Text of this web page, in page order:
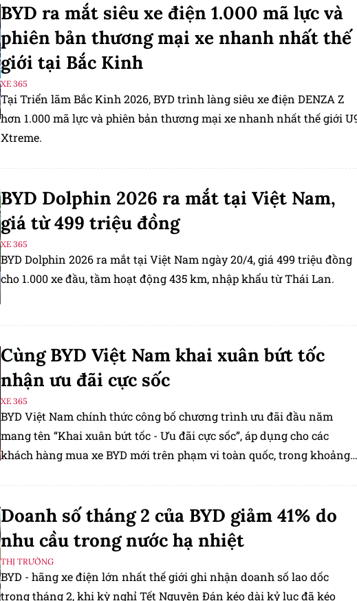
BYD ra mắt siêu xe điện 1.000 mã lực và
phiên bản thương mại xe nhanh nhất thế
giới tại Bắc Kinh
XE 365
Tại Triển lãm Bắc Kinh 2026, BYD trình làng siêu xe điện DENZA Z
hơn 1.000 mã lực và phiên bản thương mại xe nhanh nhất thế giới
Xtreme.
BYD Dolphin 2026 ra mắt tại Việt Nam,
giá từ 499 triệu đồng
XE 365
BYD Dolphin 2026 ra mắt tại Việt Nam ngày 20/4, giá 499 triệu đồng
cho 1.000 xe đầu, tầm hoạt động 435 km, nhập khẩu từ Thái Lan.
Cùng BYD Việt Nam khai xuân bứt tốc
nhận ưu đãi cực sốc
XE 365
BYD Việt Nam chính thức công bố chương trình ưu đãi đầu năm
mang tên “Khai xuân bứt tốc - Ưu đãi cực sốc”, áp dụng cho các
khách hàng mua xe BYD mới trên phạm vi toàn quốc, trong khoảng
Doanh số tháng 2 của BYD giảm 41% do
nhu cầu trong nước hạ nhiệt
THỊ TRƯỜNG
BYD - hãng xe điện lớn nhất thế giới ghi nhận doanh số lao dốc
trong tháng 2, khi kỳ nghỉ Tết Nguyên Đán kéo dài kỷ lục đã kéo